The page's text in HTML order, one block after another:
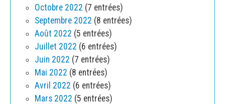
Octobre 2022 (7 entrées)
Septembre 2022 (8 entrées)
Août 2022 (5 entrées)
Juillet 2022 (6 entrées)
Juin 2022 (7 entrées)
Mai 2022 (8 entrées)
Avril 2022 (6 entrées)
Mars 2022 (5 entrées)